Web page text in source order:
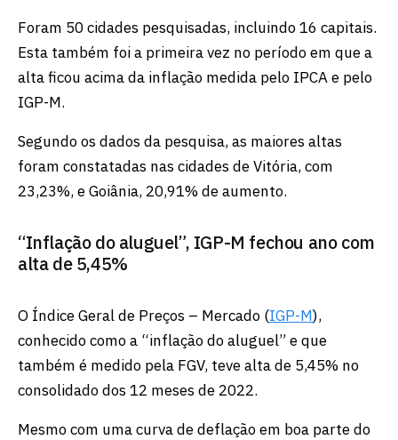
Foram 50 cidades pesquisadas, incluindo 16 capitais.
Esta também foi a primeira vez no período em que a
alta ficou acima da inflação medida pelo IPCA e pelo
IGP-M.
Segundo os dados da pesquisa, as maiores altas
foram constatadas nas cidades de Vitória, com
23,23%, e Goiânia, 20,91% de aumento.
“Inflação do aluguel”, IGP-M fechou ano com
alta de 5,45%
O Índice Geral de Preços – Mercado (IGP-M),
conhecido como a “inflação do aluguel” e que
também é medido pela FGV, teve alta de 5,45% no
consolidado dos 12 meses de 2022.
Mesmo com uma curva de deflação em boa parte do